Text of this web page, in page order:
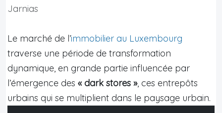
Jarnias
Le marché de l’immobilier au Luxembourg
traverse une période de transformation
dynamique, en grande partie influencée par
l’émergence des « dark stores », ces entrepôts
urbains qui se multiplient dans le paysage urbain.